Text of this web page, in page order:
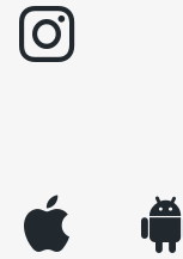
instagram
appleinc